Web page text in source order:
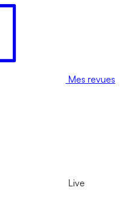
Mes revues
Live